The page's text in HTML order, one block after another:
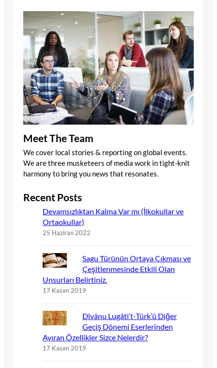
Meet The Team
We cover local stories & reporting on global events.
We are three musketeers of media work in tight-knit
harmony to bring you news that resonates.
Recent Posts
Devamsızlıktan Kalma Var mı (İlkokullar ve
Ortaokullar)
25 Haziran 2022
Sagu Türünün Ortaya Çıkması ve
Çeşitlenmesinde Etkili Olan
Unsurları Belirtiniz.
17 Kasım 2019
Dîvânu Lugâti’t-Türk’ü Diğer
Geçiş Dönemi Eserlerinden
Ayıran Özellikler Sizce Nelerdir?
17 Kasım 2019